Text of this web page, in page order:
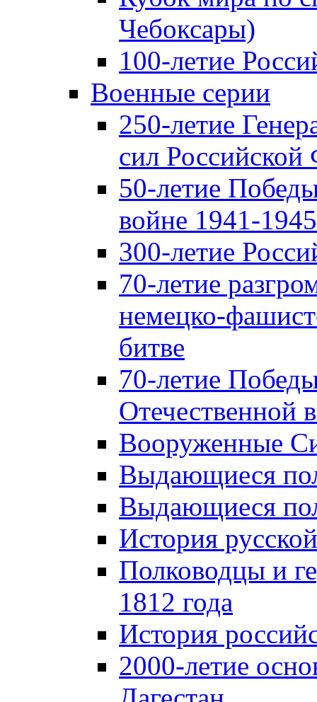
Чебоксары)
100-летие
Военные серии
250-летие
сил Российской
50-летие
войне 1941-1945
300-летие
70-летие
немецко-
битве
70-летие
Отечественной
Вооруженные
Выдающиеся
Выдающиеся
История
Полководцы и
1812 года
История
2000-летие